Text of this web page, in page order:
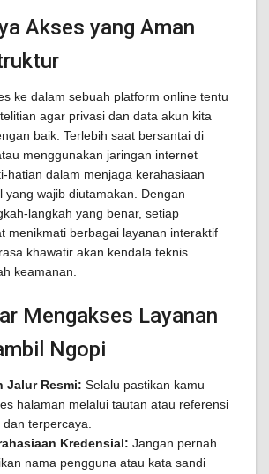
Akses yang Aman
ke dalam sebuah platform online tentu
agar privasi dan data akun kita
baik. Terlebih saat bersantai di
menggunakan jaringan internet
hatian dalam menjaga kerahasiaan
yang wajib diutamakan. Dengan
langkah yang benar, setiap
menikmati berbagai layanan interaktif
khawatir akan kendala teknis
keamanan.
Mengakses Layanan
Ngopi
Jalur Resmi: Selalu pastikan kamu
halaman melalui tautan atau referensi
terpercaya.
Kredensial: Jangan pernah
nama pengguna atau kata sandi